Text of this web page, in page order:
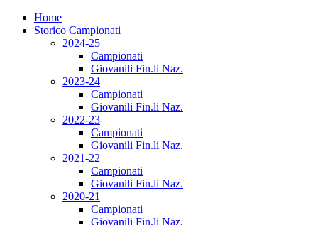
Home
Storico Campionati
2024-25
Campionati
Giovanili Fin.li Naz.
2023-24
Campionati
Giovanili Fin.li Naz.
2022-23
Campionati
Giovanili Fin.li Naz.
2021-22
Campionati
Giovanili Fin.li Naz.
2020-21
Campionati
Giovanili Fin.li Naz.